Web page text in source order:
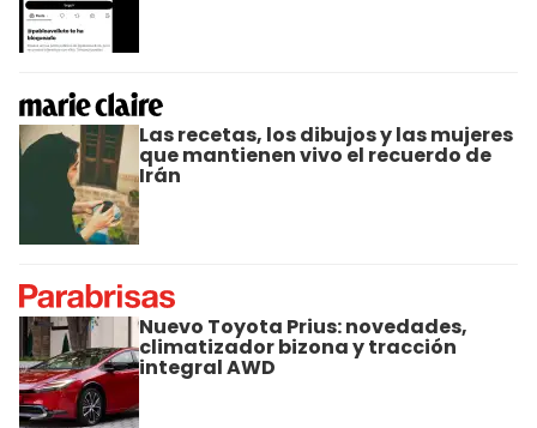
Las recetas, los dibujos y las mujeres
que mantienen vivo el recuerdo de
Irán
Nuevo Toyota Prius: novedades,
climatizador bizona y tracción
integral AWD